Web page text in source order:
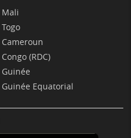
Mali
Togo
Cameroun
Congo (RDC)
Guinée
Guinée Equatorial